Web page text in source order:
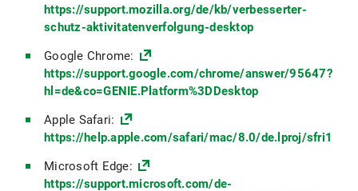
https://support.mozilla.org/de/kb/verbesserter-
schutz-aktivitatenverfolgung-desktop
Google Chrome:
https://support.google.com/chrome/answer/95647?
hl=de&co=GENIE.Platform%3DDesktop
Apple Safari:
https://help.apple.com/safari/mac/8.0/de.lproj/
Microsoft Edge:
https://support.microsoft.com/de-